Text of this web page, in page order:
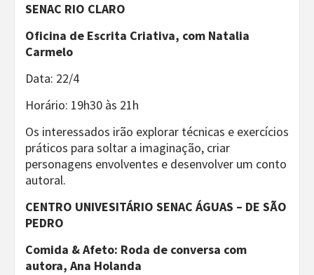
SENAC RIO CLARO
Oficina de Escrita Criativa, com Natalia
Carmelo
Data: 22/4
Horário: 19h30 às 21h
Os interessados irão explorar técnicas e exercícios
práticos para soltar a imaginação, criar
personagens envolventes e desenvolver um conto
autoral.
CENTRO UNIVESITÁRIO SENAC ÁGUAS – DE SÃO
PEDRO
Comida & Afeto: Roda de conversa com
autora, Ana Holanda